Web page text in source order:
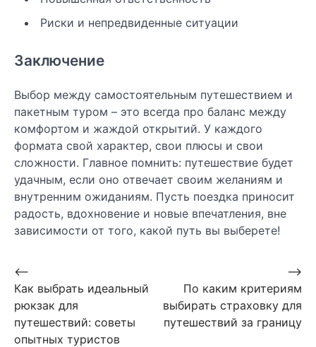
Риски и непредвиденные ситуации
Заключение
Выбор между самостоятельным путешествием и
пакетным туром – это всегда про баланс между
комфортом и жаждой открытий. У каждого
формата свой характер, свои плюсы и свои
сложности. Главное помнить: путешествие будет
удачным, если оно отвечает своим желаниям и
внутренним ожиданиям. Пусть поездка приносит
радость, вдохновение и новые впечатления, вне
зависимости от того, какой путь вы выберете!
Навигация
по
записям
⟵
Как выбрать идеальный
рюкзак для
путешествий: советы
опытных туристов
По каким критериям
выбирать страховку для
путешествий за границу
⟶